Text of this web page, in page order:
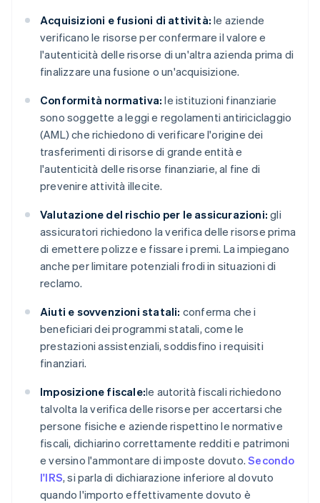
Acquisizioni e fusioni di attività: le aziende
verificano le risorse per confermare il valore e
l'autenticità delle risorse di un'altra azienda prima di
finalizzare una fusione o un'acquisizione.
Conformità normativa: le istituzioni finanziarie
sono soggette a leggi e regolamenti antiriciclaggio
(AML) che richiedono di verificare l'origine dei
trasferimenti di risorse di grande entità e
l'autenticità delle risorse finanziarie, al fine di
prevenire attività illecite.
Valutazione del rischio per le assicurazioni: gli
assicuratori richiedono la verifica delle risorse prima
di emettere polizze e fissare i premi. La impiegano
anche per limitare potenziali frodi in situazioni di
reclamo.
Aiuti e sovvenzioni statali: conferma che i
beneficiari dei programmi statali, come le
prestazioni assistenziali, soddisfino i requisiti
finanziari.
Imposizione fiscale:le autorità fiscali richiedono
talvolta la verifica delle risorse per accertarsi che
persone fisiche e aziende rispettino le normative
fiscali, dichiarino correttamente redditi e patrimoni
e versino l'ammontare di imposte dovuto.Secondo
l'IRS, si parla di dichiarazione inferiore al dovuto
quando l'importo effettivamente dovuto è